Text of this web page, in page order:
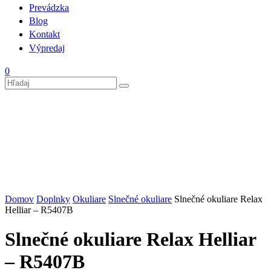
Prevádzka
Blog
Kontakt
Výpredaj
0
Domov Doplnky Okuliare Slnečné okuliare Slnečné okuliare Relax
Helliar – R5407B
Slnečné okuliare Relax Helliar
– R5407B